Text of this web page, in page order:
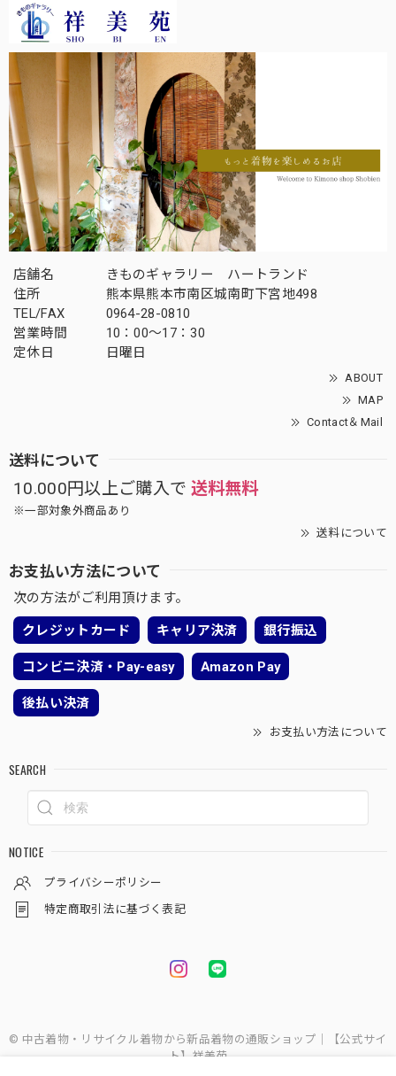
店舗名
きものギャラリー ハートランド
住所
熊本県熊本市南区城南町下宮地498
TEL/FAX
0964-28-0810
営業時間
10：00～17：30
定休日
日曜日
ABOUT
MAP
Contact＆Mail
送料について
10.000円以上ご購入で 送料無料
※一部対象外商品あり
送料について
お支払い方法について
次の方法がご利用頂けます。
クレジットカード キャリア決済 銀行振込
コンビニ決済・Pay-easy Amazon Pay
後払い決済
お支払い方法について
SEARCH
NOTICE
プライバシーポリシー
特定商取引法に基づく表記
© 中古着物・リサイクル着物から新品着物の通販ショップ｜【公式サイ
ト】祥美苑